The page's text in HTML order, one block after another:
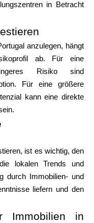
in Betracht
anzulegen, hängt
ab. Für eine
Risiko sind
Für eine größere
kann eine direkte
ist es wichtig, den
lokalen Trends und
durch Immobilien- und
liefern und den
Immobilien in